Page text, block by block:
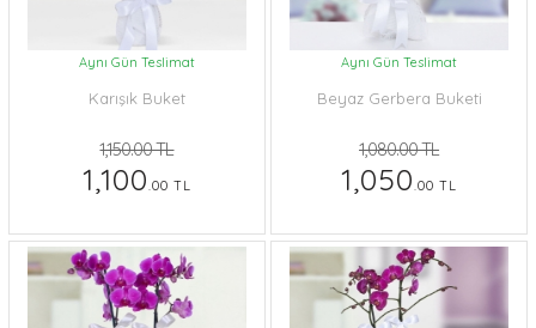
Aynı Gün Teslimat
Karışık Buket
1,150.00 TL
1,100.00 TL
Aynı Gün Teslimat
Beyaz Gerbera Buketi
1,080.00 TL
1,050.00 TL